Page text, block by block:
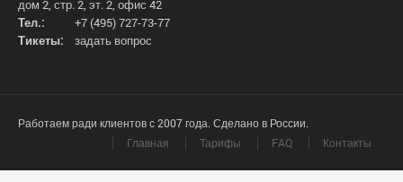
дом 2, стр. 2, эт. 2, офис 42
Тел.:
+7 (495) 727-73-77
Тикеты:
задать вопрос
Работаем ради клиентов с 2007 года. Сделано в России.
Главная
Тарифы FAQ Контакты